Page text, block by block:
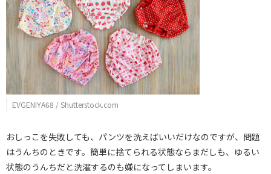
EVGENIYA68 / Shutterstock.com
おしっこを失敗しても、パンツを洗えばいいだけなのですが、問題
はうんちのときです。簡単に捨てられる状態ならまだしも、ゆるい
状態のうんちだと洗濯するのも嫌になってしまいます。